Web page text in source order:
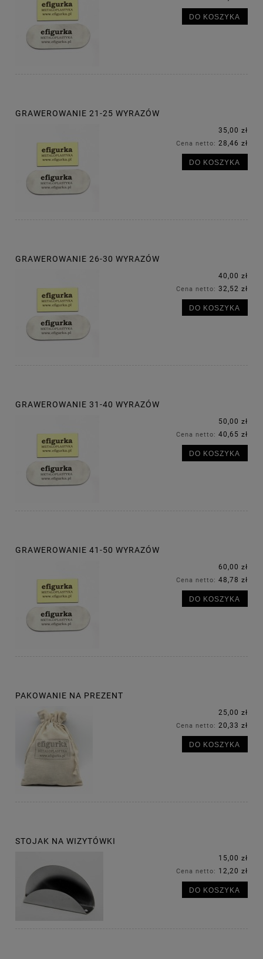
DO KOSZYKA
GRAWEROWANIE 21-25 WYRAZÓW
35,00 zł
Cena netto: 28,46 zł
DO KOSZYKA
GRAWEROWANIE 26-30 WYRAZÓW
40,00 zł
Cena netto: 32,52 zł
DO KOSZYKA
GRAWEROWANIE 31-40 WYRAZÓW
50,00 zł
Cena netto: 40,65 zł
DO KOSZYKA
GRAWEROWANIE 41-50 WYRAZÓW
60,00 zł
Cena netto: 48,78 zł
DO KOSZYKA
PAKOWANIE NA PREZENT
25,00 zł
Cena netto: 20,33 zł
DO KOSZYKA
STOJAK NA WIZYTÓWKI
15,00 zł
Cena netto: 12,20 zł
DO KOSZYKA